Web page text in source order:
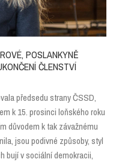
POSLANKYNĚ
ČLENSTVÍ
předsedu strany ČSSD,
k 15. prosinci loňského roku
důvodem k tak závažnému
jsou podivné způsoby, styl
bují v sociální demokracii,